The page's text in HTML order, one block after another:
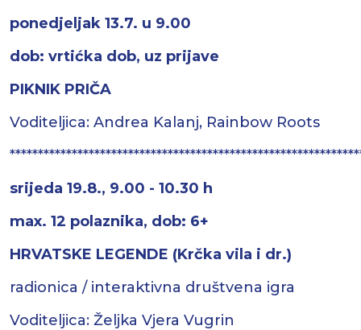
ponedjeljak 13.7. u 9.00
dob: vrtićka dob, uz prijave
PIKNIK PRIČA
Voditeljica: Andrea Kalanj, Rainbow Roots
srijeda 19.8., 9.00 - 10.30 h
max. 12 polaznika, dob: 6+
HRVATSKE LEGENDE (Krčka vila i dr.)
radionica / interaktivna društvena igra
Voditeljica: Željka Vjera Vugrin